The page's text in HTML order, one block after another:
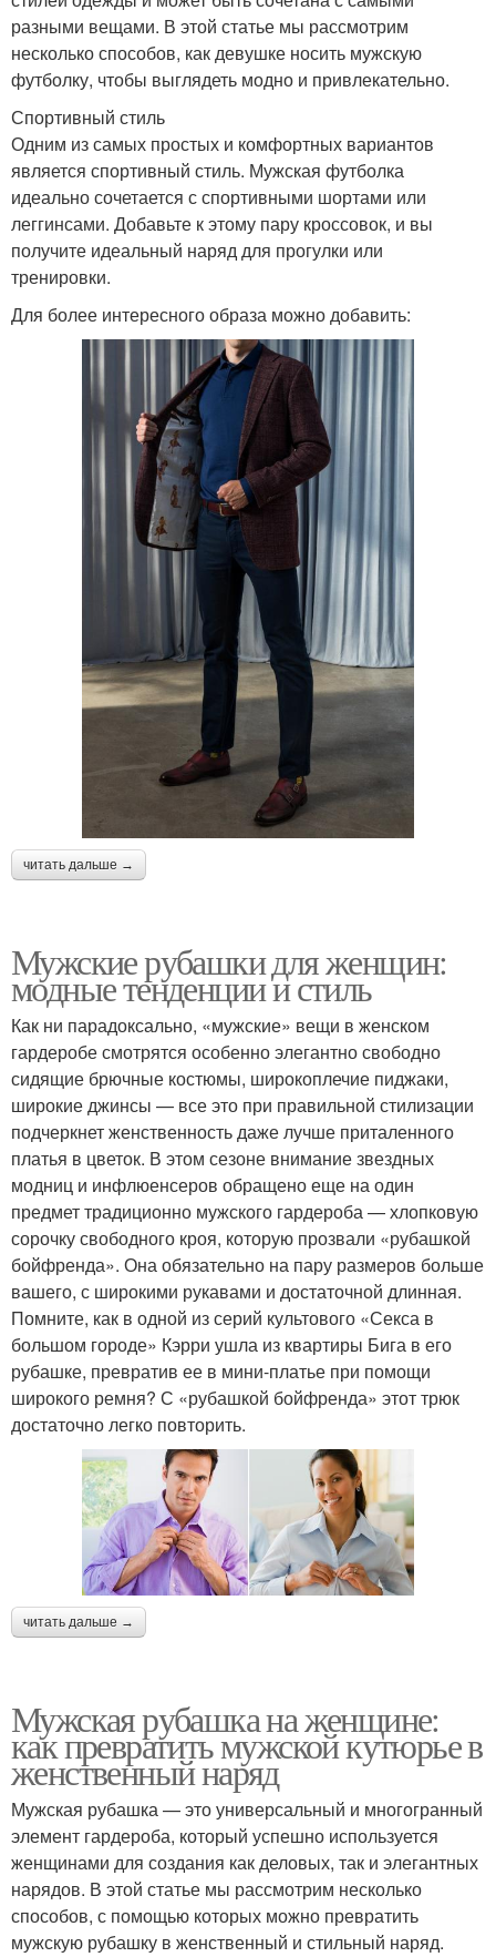
разными вещами. В этой статье мы рассмотрим
несколько способов, как девушке носить мужскую
футболку, чтобы выглядеть модно и привлекательно.
Спортивный стиль
Одним из самых простых и комфортных вариантов
является спортивный стиль. Мужская футболка
идеально сочетается с спортивными шортами или
леггинсами. Добавьте к этому пару кроссовок, и вы
получите идеальный наряд для прогулки или
тренировки.
Для более интересного образа можно добавить:
читать дальше →
Мужские рубашки для женщин:
модные тенденции и стиль
Как ни парадоксально, «мужские» вещи в женском
гардеробе смотрятся особенно элегантно свободно
сидящие брючные костюмы, широкоплечие пиджаки,
широкие джинсы — все это при правильной стилизации
подчеркнет женственность даже лучше приталенного
платья в цветок. В этом сезоне внимание звездных
модниц и инфлюенсеров обращено еще на один
предмет традиционно мужского гардероба — хлопковую
сорочку свободного кроя, которую прозвали «рубашкой
бойфренда». Она обязательно на пару размеров больше
вашего, с широкими рукавами и достаточной длинная.
Помните, как в одной из серий культового «Секса в
большом городе» Кэрри ушла из квартиры Бига в его
рубашке, превратив ее в мини-платье при помощи
широкого ремня? С «рубашкой бойфренда» этот трюк
достаточно легко повторить.
читать дальше →
Мужская рубашка на женщине:
как превратить мужской кутюрье в
женственный наряд
Мужская рубашка — это универсальный и многогранный
элемент гардероба, который успешно используется
женщинами для создания как деловых, так и элегантных
нарядов. В этой статье мы рассмотрим несколько
способов, с помощью которых можно превратить
мужскую рубашку в женственный и стильный наряд.